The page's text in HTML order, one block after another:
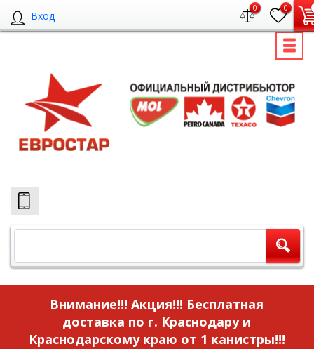
Вход
0 0
Внимание!!! Акция!!! Бесплатная
доставка по г. Краснодару и
Краснодарскому краю от 1 канистры!!!